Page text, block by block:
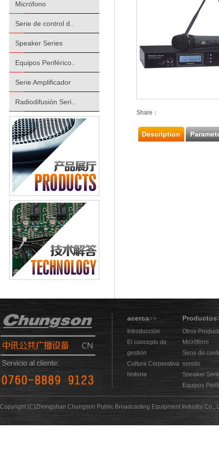
Micrófono
Serie de control d..
Speaker Series
Equipos Periférico..
Serie Amplificador
Radiodifusión Seri..
Share：
Description
acerca>> Productos
Introducción
El concepto de
gestión
Cultura Corporativa
historia
Otros
Micrófono
Serie de
sonido
Speaker
Equipos
Copyright (C)Zhongshan Chungson Public Broadcasting Equipment Industry